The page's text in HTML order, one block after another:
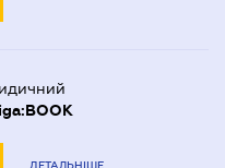
ДЕТАЛЬНІШЕ